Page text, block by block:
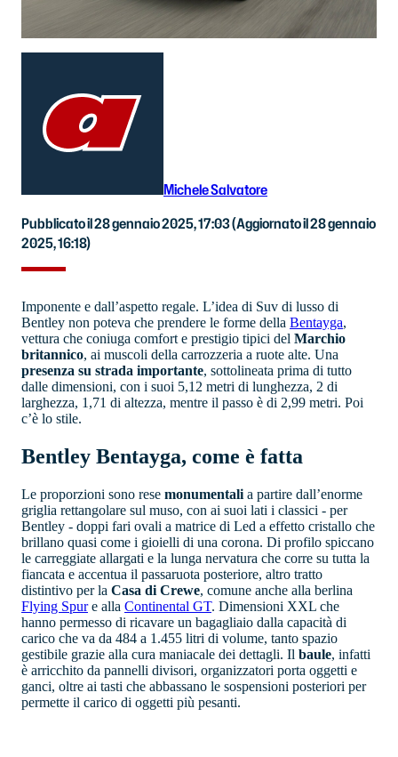
Michele Salvatore
Pubblicato il 28 gennaio 2025, 17:03(Aggiornato il 28 gennaio
2025, 16:18)
Imponente e dall’aspetto regale. L’idea di Suv di lusso di
Bentley non poteva che prendere le forme della Bentayga,
vettura che coniuga comfort e prestigio tipici del Marchio
britannico, ai muscoli della carrozzeria a ruote alte. Una
presenza su strada importante, sottolineata prima di tutto
dalle dimensioni, con i suoi 5,12 metri di lunghezza, 2 di
larghezza, 1,71 di altezza, mentre il passo è di 2,99 metri. Poi
c’è lo stile.
Bentley Bentayga, come è fatta
Le proporzioni sono rese monumentali a partire dall’enorme
griglia rettangolare sul muso, con ai suoi lati i classici - per
Bentley - doppi fari ovali a matrice di Led a effetto cristallo che
brillano quasi come i gioielli di una corona. Di profilo spiccano
le carreggiate allargati e la lunga nervatura che corre su tutta la
fiancata e accentua il passaruota posteriore, altro tratto
distintivo per la Casa di Crewe, comune anche alla berlina
Flying Spure alla Continental GT. Dimensioni XXL che
hanno permesso di ricavare un bagagliaio dalla capacità di
carico che va da 484 a 1.455 litri di volume, tanto spazio
gestibile grazie alla cura maniacale dei dettagli. Il baule, infatti
è arricchito da pannelli divisori, organizzatori porta oggetti e
ganci, oltre ai tasti che abbassano le sospensioni posteriori per
permette il carico di oggetti più pesanti.